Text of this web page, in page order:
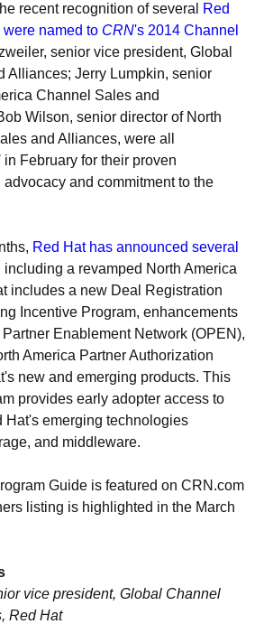
recent recognition of several
Red
named to CRN's 2014 Channel
senior vice president, Global
Alliances; Jerry Lumpkin, senior
Channel Sales and
Wilson, senior director of North
and Alliances, were all
in February for their proven
advocacy and commitment to the
Red Hat has announced several
including a revamped North America
includes a new Deal Registration
Incentive Program, enhancements
Enablement Network (OPEN),
America Partner Authorization
new and emerging products. This
provides early adopter access to
Hat's emerging technologies
and middleware.
Guide is featured on CRN.com
listing is highlighted in the March
vice president, Global Channel
Red Hat